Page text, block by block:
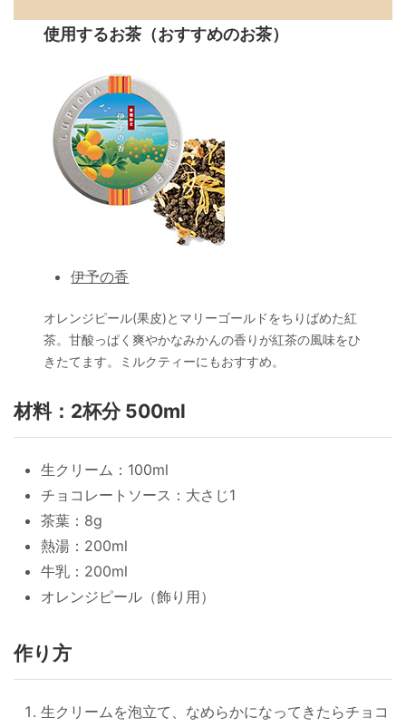
使用するお茶（おすすめのお茶）
伊予の香
オレンジピール(果皮)とマリーゴールドをちりばめた紅
茶。甘酸っぱく爽やかなみかんの香りが紅茶の風味をひ
きたてます。ミルクティーにもおすすめ。
材料：2杯分 500ml
生クリーム：100ml
チョコレートソース：大さじ1
茶葉：8g
熱湯：200ml
牛乳：200ml
オレンジピール（飾り用）
作り方
生クリームを泡立て、なめらかになってきたらチョコ